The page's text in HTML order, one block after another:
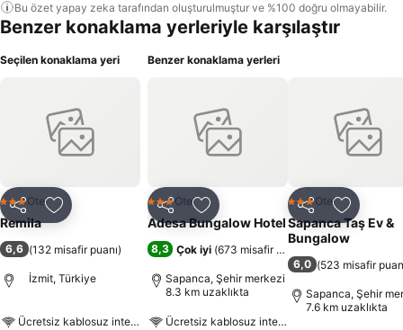
Bu özet yapay zeka tarafından oluşturulmuştur ve %100 doğru olmayabilir.
Benzer konaklama yerleriyle karşılaştır
Seçilen konaklama yeri
Paylaş Favorilerime ekle
3 YıldızOtel
Remila
6,6 (132 misafir puanı)
İzmit, Türkiye
Ücretsiz kablosuz internet
Benzer konaklama yerleri
Paylaş Favorilerime ekle
3 YıldızOtel
Adesa Bungalow Hotel
8,3 Çok iyi (673 misafir puanı
Sapanca, Şehir merkezi
8.3 km uzaklıkta
Ücretsiz kablosuz internet
Paylaş
3 YıldızOtel
Sapanca Taş Ev &
Bungalow
6,0 (523 misafir
Sapanca, Şehir
7.6 km uzaklıkta